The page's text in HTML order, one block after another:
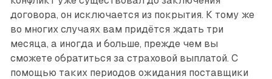
договора, он исключается из покрытия. К тому же
во многих случаях вам придётся ждать три
месяца, а иногда и больше, прежде чем вы
сможете обратиться за страховой выплатой. С
помощью таких периодов ожидания поставщики